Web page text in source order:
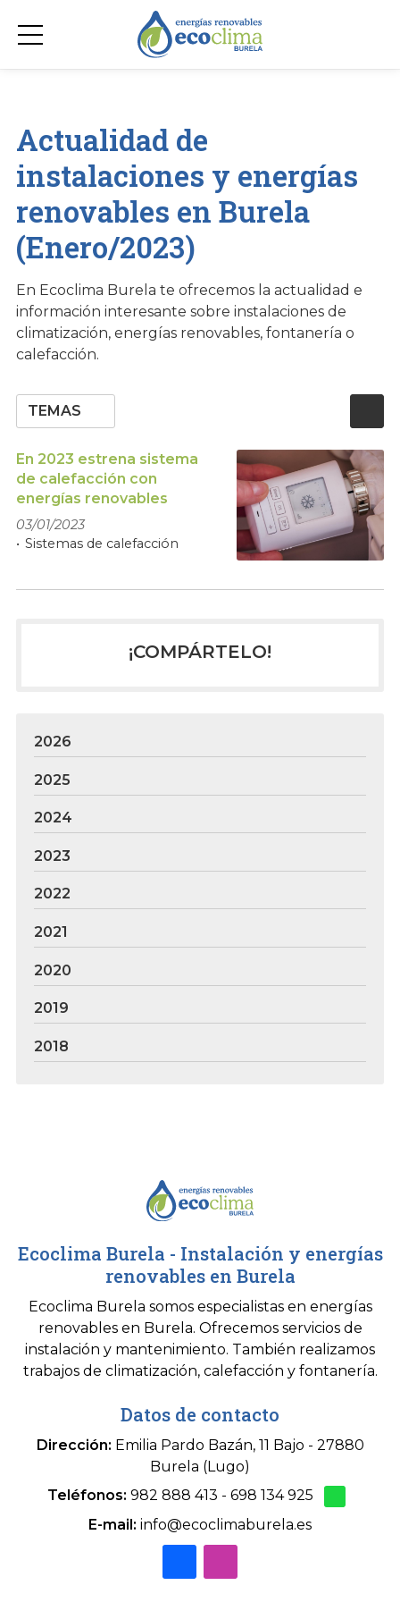
Actualidad de
instalaciones y energías
renovables en Burela
(Enero/2023)
En Ecoclima Burela te ofrecemos la actualidad e
información interesante sobre instalaciones de
climatización, energías renovables, fontanería o
calefacción.
TEMAS
En 2023 estrena sistema
de calefacción con
energías renovables
03/01/2023
Sistemas de calefacción
¡COMPÁRTELO!
2026
2025
2024
2023
2022
2021
2020
2019
2018
Ecoclima Burela - Instalación y energías
renovables en Burela
Ecoclima Burela somos especialistas en energías
renovables en Burela. Ofrecemos servicios de
instalación y mantenimiento. También realizamos
trabajos de climatización, calefacción y fontanería.
Datos de contacto
Dirección: Emilia Pardo Bazán, 11 Bajo - 27880
Burela (Lugo)
Teléfonos: 982 888 413 - 698 134 925
E-mail: info@ecoclimaburela.es